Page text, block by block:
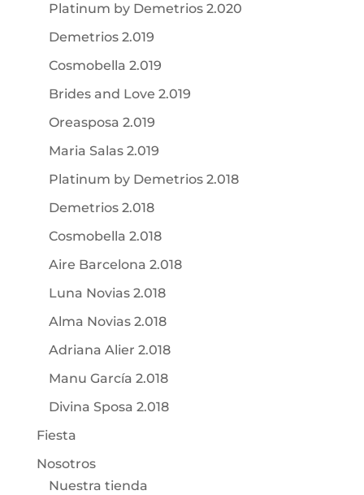
Platinum by Demetrios 2.020
Demetrios 2.019
Cosmobella 2.019
Brides and Love 2.019
Oreasposa 2.019
Maria Salas 2.019
Platinum by Demetrios 2.018
Demetrios 2.018
Cosmobella 2.018
Aire Barcelona 2.018
Luna Novias 2.018
Alma Novias 2.018
Adriana Alier 2.018
Manu García 2.018
Divina Sposa 2.018
Fiesta
Nosotros
Nuestra tienda